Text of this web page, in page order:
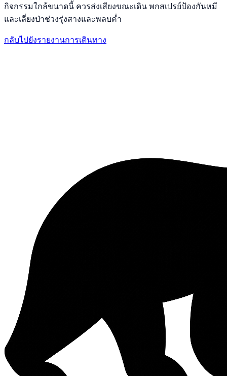
กิจกรรมใกล้ขนาดนี้ ควรส่งเสียงขณะเดิน พกสเปรย์ป้องกันหมี
และเลี่ยงป่าช่วงรุ่งสางและพลบค่ำ
กลับไปยังรายงานการเดินทาง